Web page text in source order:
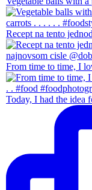
Recept na tento
From time to time, I
Today, I had the idea